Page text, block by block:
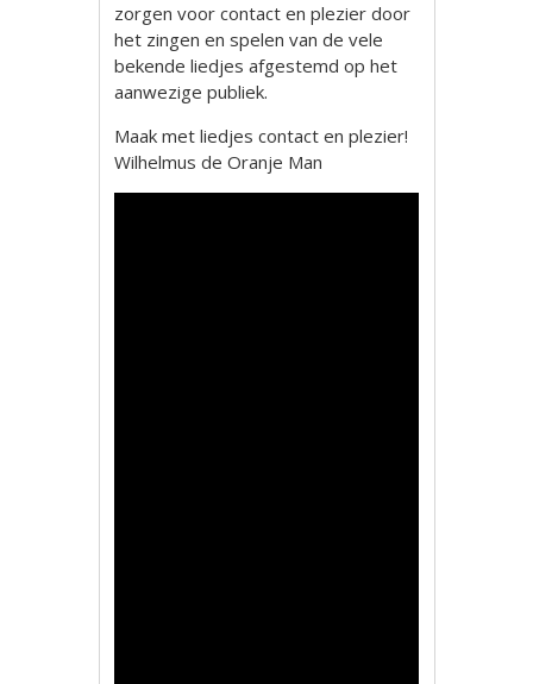
zorgen voor contact en plezier door
het zingen en spelen van de vele
bekende liedjes afgestemd op het
aanwezige publiek.
Maak met liedjes contact en plezier!
Wilhelmus de Oranje Man